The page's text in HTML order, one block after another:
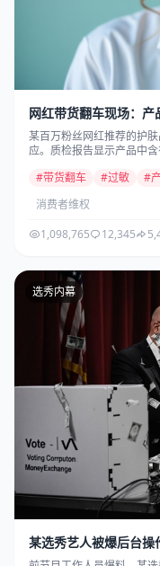
网红带货翻车现场：
某百万粉丝网红推荐的护
应。质检报告显示产品中
#带货翻车
#过敏
#
消费者维权
1,098,765
12,345
选秀内幕
某选秀艺人被爆后台操